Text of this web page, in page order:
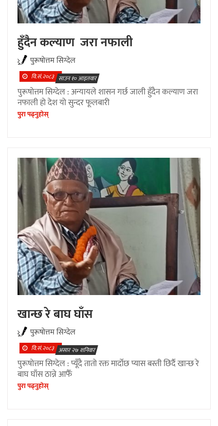
हुँदैन कल्याण जरा नफाली
पुरूषाेत्तम सिग्देल
वि.सं.२०८३ साउन १० आइतवार
पुरूषाेत्तम सिग्देल : अन्यायले शासन गर्छ जाली हुँदैन कल्याण जरा
नफाली हाे देश याे सुन्दर फूलबारी
पुरा पढ्नुहाेस्
खान्छ रे बाघ घाँस
पुरूषाेत्तम सिग्देल
वि.सं.२०८३ असार २७ शनिवार
पुरूषाेत्तम सिग्देल : प्यूँदै ताताे रक्त मार्दाेछ प्यास बस्ती छिर्दै खान्छ रे
बाघ घाँस ठान्ने आफैँ
पुरा पढ्नुहाेस्